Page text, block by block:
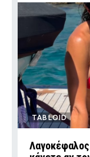
TABLOID